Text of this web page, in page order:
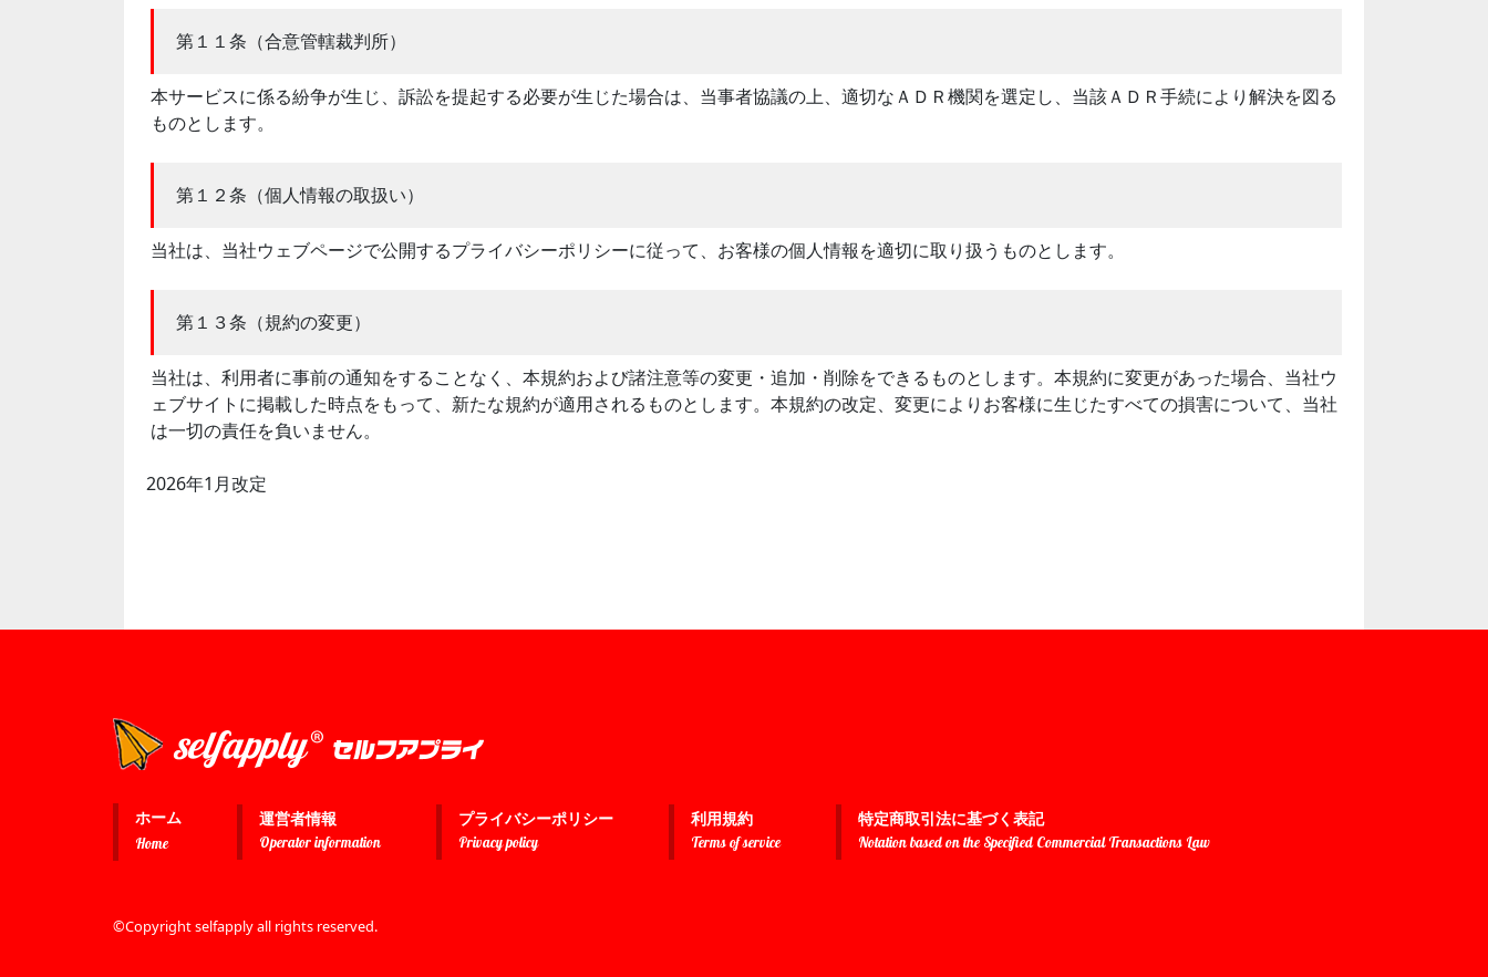
第１１条（合意管轄裁判所）
本サービスに係る紛争が生じ、訴訟を提起する必要が生じた場合は、当事者協議の上、適切なＡＤＲ機関を選定し、当該ＡＤＲ手続により解決を図る
ものとします。
第１２条（個人情報の取扱い）
当社は、当社ウェブページで公開するプライバシーポリシーに従って、お客様の個人情報を適切に取り扱うものとします。
第１３条（規約の変更）
当社は、利用者に事前の通知をすることなく、本規約および諸注意等の変更・追加・削除をできるものとします。本規約に変更があった場合、当社ウ
ェブサイトに掲載した時点をもって、新たな規約が適用されるものとします。本規約の改定、変更によりお客様に生じたすべての損害について、当社
は一切の責任を負いません。
2026年1月改定
ホーム
Home
運営者情報
Operator information
プライバシーポリシー
Privacy policy
利用規約
Terms of service
特定商取引法に基づく表記
Notation based on the Specified Commercial Transactions Law
©Copyright selfapply all rights reserved.